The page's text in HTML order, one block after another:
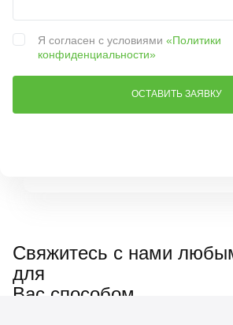
Свяжитесь с нами
для
Вас способом
Я согласен с условиями «Политики
конфиденциальности»